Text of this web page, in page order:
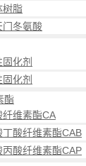
树脂
门冬氨酸
固化剂
固化剂
酯
纤维素酯CA
丁酸纤维素酯CAB
丙酸纤维素酯CAP